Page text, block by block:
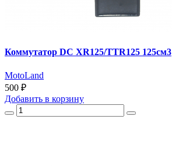
Коммутатор DC XR125/TTR125 125см3
MotoLand
500 ₽
Добавить в корзину